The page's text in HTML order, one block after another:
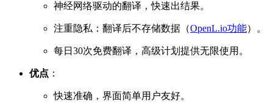
神经网络驱动的翻译，快速出结果。
注重隐私：翻译后不存储数据（OpenL.io功能）。
每日30次免费翻译，高级计划提供无限使用。
优点 ：
快速准确，界面简单用户友好。